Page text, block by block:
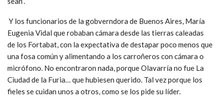
Y los funcionarios de la gobverndora de Buenos Aires, María
Eugenia Vidal que robaban cámara desde las tierras caleadas
de los Fortabat, con la expectativa de destapar poco menos que
una fosa común y alimentando a los carroñeros con cámara o
micrófono. No encontraron nada, porque Olavarría no fue La
Ciudad de la Furia… que hubiesen querido. Tal vez porque los
fieles se cuidan unos a otros, como se los pide su líder.